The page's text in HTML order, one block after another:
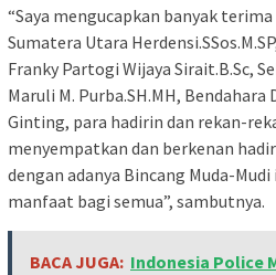
“Saya mengucapkan banyak
Sumatera Utara
Franky Partogi Wijaya Sirait.B.Sc,
Maruli M. Purba.SH.MH, Bendahara
Ginting, para hadirin dan rekan-
menyempatkan dan berkenan
dengan adanya Bincang Muda-
manfaat bagi semua”, sambutnya.
BACA JUGA: Indonesia Police